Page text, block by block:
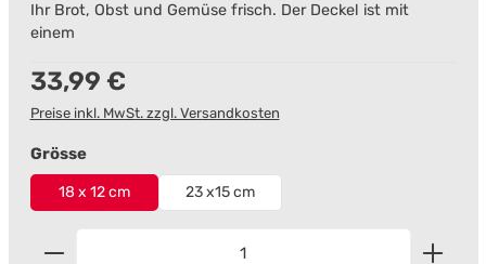
Ihr Brot, Obst und Gemüse frisch. Der Deckel ist mit
einem
Regulärer Preis:
33,99 €
Preise inkl. MwSt. zzgl. Versandkosten
Grösseauswählen
18 x 12 cm 23 x15 cm
Produkt Anzahl: Gib den gewünschten Wert ein